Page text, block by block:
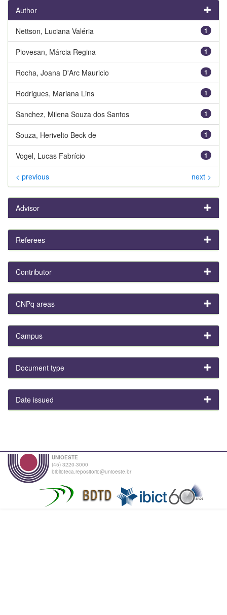
Author
1
Nettson, Luciana Valéria
1
Piovesan, Márcia Regina
1
Rocha, Joana D'Arc Mauricio
1
Rodrigues, Mariana Lins
1
Sanchez, Milena Souza dos Santos
1
Souza, Herivelto Beck de
1
Vogel, Lucas Fabrício
< previous next >
Advisor
Referees
Contributor
CNPq areas
Campus
Document type
Date issued
UNIOESTE
(45) 3220-3000
biblioteca.repositorio@unioeste.br